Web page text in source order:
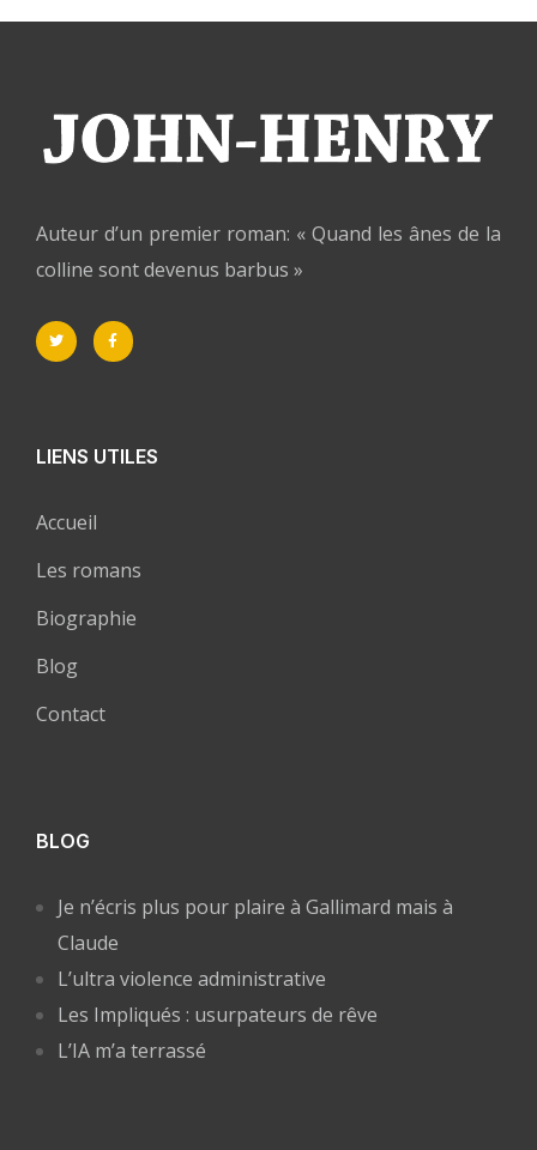
Auteur d’un premier roman: « Quand les ânes de la
colline sont devenus barbus »
LIENS UTILES
Accueil
Les romans
Biographie
Blog
Contact
BLOG
Je n’écris plus pour plaire à Gallimard mais à
Claude
L’ultra violence administrative
Les Impliqués : usurpateurs de rêve
L’IA m’a terrassé